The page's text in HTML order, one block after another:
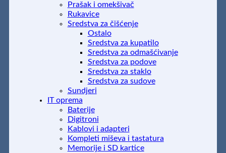
Prašak i omekšivač
Rukavice
Sredstva za čišćenje
Ostalo
Sredstva za kupatilo
Sredstva za odmašćivanje
Sredstva za podove
Sredstva za staklo
Sredstva za sudove
Sundjeri
IT oprema
Baterije
Digitroni
Kablovi i adapteri
Kompleti miševa i tastatura
Memorije i SD kartice